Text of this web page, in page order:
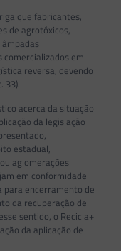
que fabricantes,
de agrotóxicos,
em
reversa, devendo
33).
acerca da situação
da legislação
estadual,
aglomerações
em conformidade
para encerramento de
da recuperação de
sentido, o Recicla+
da aplicação de